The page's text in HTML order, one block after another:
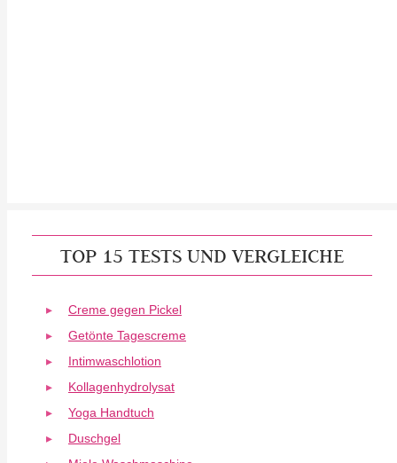
TOP 15 TESTS UND VERGLEICHE
Creme gegen Pickel
Getönte Tagescreme
Intimwaschlotion
Kollagenhydrolysat
Yoga Handtuch
Duschgel